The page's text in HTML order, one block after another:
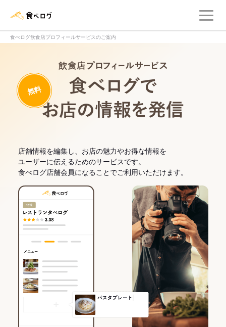
食べログ飲食店プロフィールサービスのご案内
無料
店舗情報を編集し、お店の魅力やお得な情報を
ユーザーに伝えるためのサービスです。
食べログ店舗会員になることでご利用いただけます。